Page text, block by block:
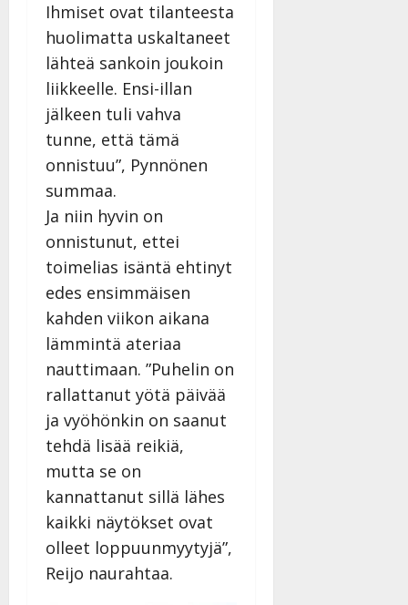
Ihmiset ovat tilanteesta
huolimatta uskaltaneet
lähteä sankoin joukoin
liikkeelle. Ensi-illan
jälkeen tuli vahva
tunne, että tämä
onnistuu”, Pynnönen
summaa.
Ja niin hyvin on
onnistunut, ettei
toimelias isäntä ehtinyt
edes ensimmäisen
kahden viikon aikana
lämmintä ateriaa
nauttimaan. ”Puhelin on
rallattanut yötä päivää
ja vyöhönkin on saanut
tehdä lisää reikiä,
mutta se on
kannattanut sillä lähes
kaikki näytökset ovat
olleet loppuunmyytyjä”,
Reijo naurahtaa.